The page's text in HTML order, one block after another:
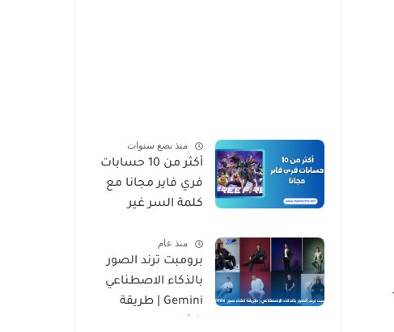
منذ بضع سنوات
أكثر من 10 حسابات
فري فاير مجانا مع
كلمة السر غير
منذ عام
برومبت ترند الصور
بالذكاء الاصطناعي
Gemini | طريقة